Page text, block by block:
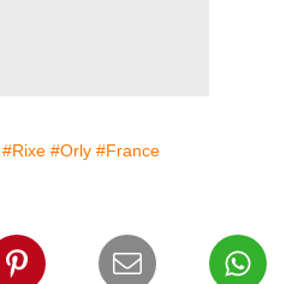
#Rixe #Orly #France